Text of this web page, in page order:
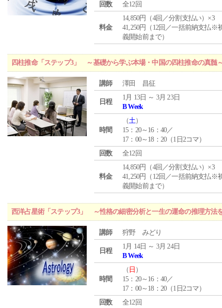
回数
全12回
料金
14,850円（4回／分割支払い）×3
41,250円（12回／一括前納支払※
義開始前まで）
四柱推命「ステップ3」 ～基礎から学ぶ本場・中国の四柱推命の真髄
講師 澤田 昌征
日程
1月 13日 ～ 3月 23日
B Week
時間
（土）
15：20～16：40／
17：00～18：20（1日2コマ）
回数
全12回
料金
14,850円（4回／分割支払い）×3
41,250円（12回／一括前納支払※
義開始前まで）
西洋占星術「ステップ3」 ～性格の細密分析と一生の運命の推理方法
講師 狩野 みどり
日程
1月 14日 ～ 3月 24日
B Week
時間
（ 日 ）
15：20～16：40／
17：00～18：20（1日2コマ）
回数
全12回